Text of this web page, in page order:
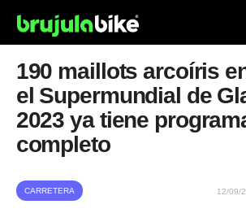
190 maillots arcoíris
el Supermundial de
2023 ya tiene
completo
CARRETERA 12/09/